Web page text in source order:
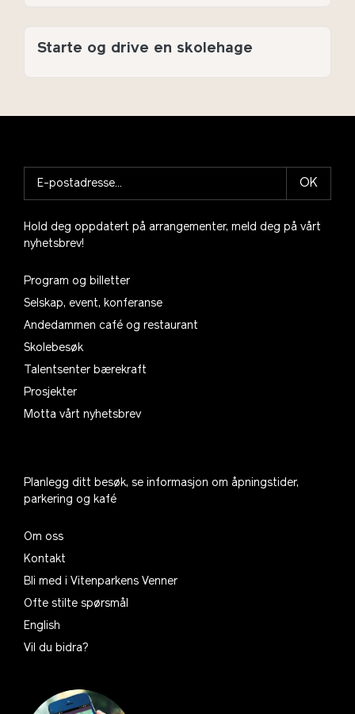
Starte og drive en skolehage
OK
Hold deg oppdatert på arrangementer, meld deg på vårt
nyhetsbrev!
Program og billetter
Selskap, event, konferanse
Andedammen café og restaurant
Skolebesøk
Talentsenter bærekraft
Prosjekter
Motta vårt nyhetsbrev
Planlegg ditt besøk, se informasjon om åpningstider,
parkering og kafé
Om oss
Kontakt
Bli med i Vitenparkens Venner
Ofte stilte spørsmål
English
Vil du bidra?